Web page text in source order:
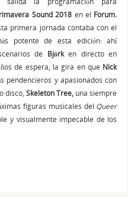
Sound 2018 en el Forum.
primera jornada contaba con el
potente de esta edición: ahí
de Björken directo en
de espera, la gira en que Nick
pendencieros y apasionados con
disco, Skeleton Tree, una siempre
figuras musicales del Queer
y visualmente impecable de los